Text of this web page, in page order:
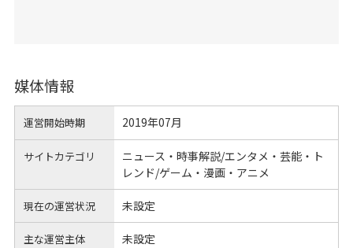
媒体情報
運営開始時期 2019年07月
サイトカテゴリ
ニュース・時事解説/エンタメ・芸能・ト
レンド/ゲーム・漫画・アニメ
現在の運営状況 未設定
主な運営主体 未設定